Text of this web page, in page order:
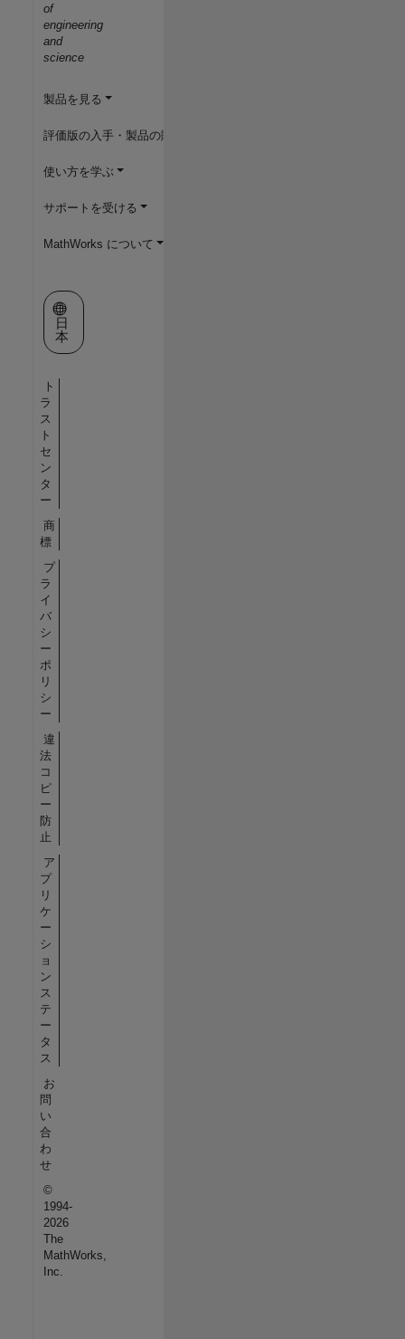
of
engineering
and
science
製品を見る
評価版の入手・製品の購入
使い方を学ぶ
サポートを受ける
MathWorks について
Web サイトの選択
日
本
ト
ラ
ス
ト
セ
ン
タ
ー
商
標
プ
ラ
イ
バ
シ
ー
ポ
リ
シ
ー
違
法
コ
ピ
ー
防
止
ア
プ
リ
ケ
ー
シ
ョ
ン
ス
テ
ー
タ
ス
お
問
い
合
わ
せ
©
1994-
2026
The
MathWorks,
Inc.